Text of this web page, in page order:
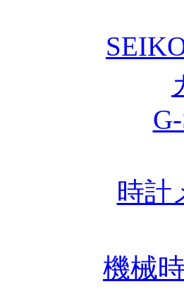
時計
機械